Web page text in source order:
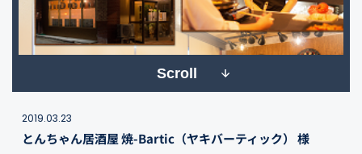
Scroll
2019.03.23
とんちゃん居酒屋 焼-Bartic（ヤキバーティック） 様